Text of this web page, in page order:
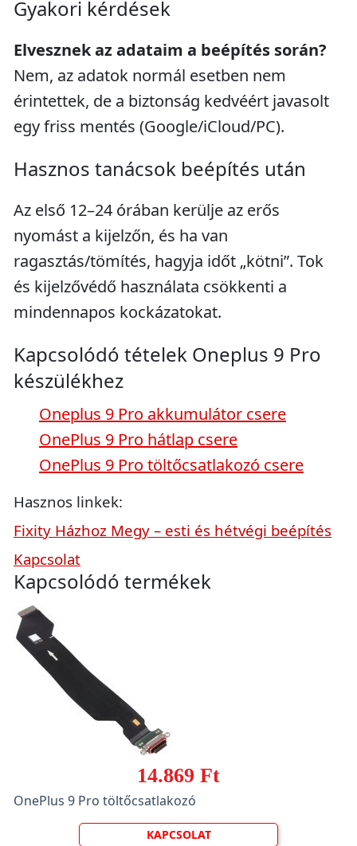
Gyakori kérdések
Elvesznek az adataim a beépítés során?
Nem, az adatok normál esetben nem
érintettek, de a biztonság kedvéért javasolt
egy friss mentés (Google/iCloud/PC).
Hasznos tanácsok beépítés után
Az első 12–24 órában kerülje az erős
nyomást a kijelzőn, és ha van
ragasztás/tömítés, hagyja időt „kötni”. Tok
és kijelzővédő használata csökkenti a
mindennapos kockázatokat.
Kapcsolódó tételek Oneplus 9 Pro
készülékhez
Oneplus 9 Pro akkumulátor csere
OnePlus 9 Pro hátlap csere
OnePlus 9 Pro töltőcsatlakozó csere
Hasznos linkek:
Fixity Házhoz Megy – esti és hétvégi beépítés
Kapcsolat
Kapcsolódó termékek
14.869 Ft
OnePlus 9 Pro töltőcsatlakozó
KAPCSOLAT